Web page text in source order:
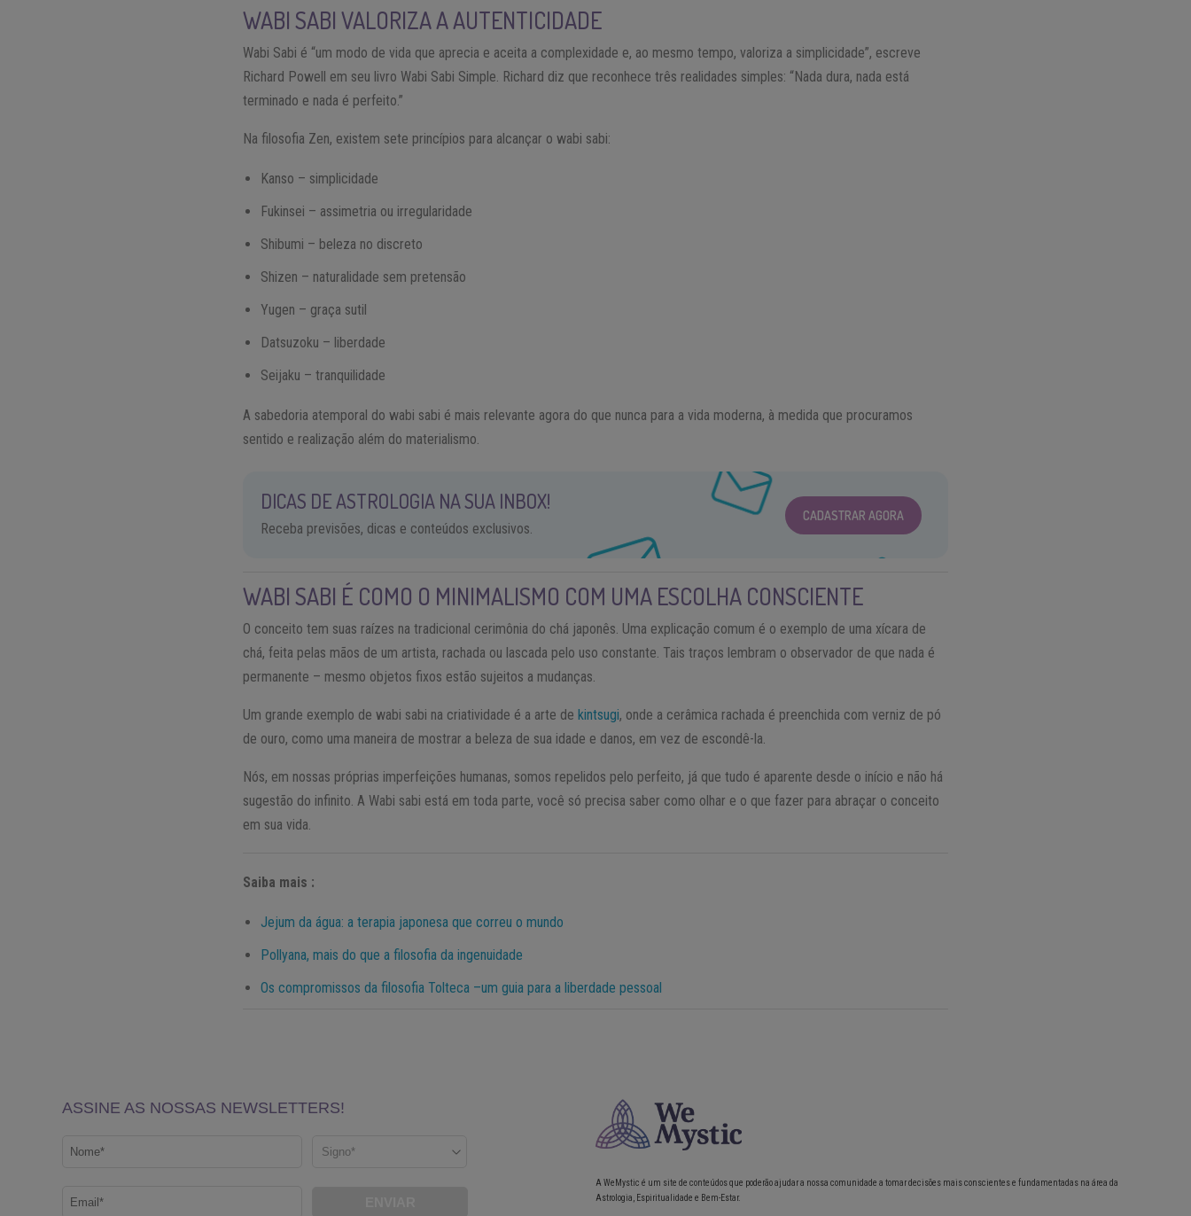
WABI SABI VALORIZA A AUTENTICIDADE
Wabi Sabi é “um modo de vida que aprecia e aceita a complexidade e, ao mesmo tempo, valoriza a simplicidade”, escreve
Richard Powell em seu livro Wabi Sabi Simple. Richard diz que reconhece três realidades simples: “Nada dura, nada está
terminado e nada é perfeito.”
Na filosofia Zen, existem sete princípios para alcançar o wabi sabi:
Kanso – simplicidade
Fukinsei – assimetria ou irregularidade
Shibumi – beleza no discreto
Shizen – naturalidade sem pretensão
Yugen – graça sutil
Datsuzoku – liberdade
Seijaku – tranquilidade
A sabedoria atemporal do wabi sabi é mais relevante agora do que nunca para a vida moderna, à medida que procuramos
sentido e realização além do materialismo.
DICAS DE ASTROLOGIA NA SUA INBOX!
Receba previsões, dicas e conteúdos exclusivos.
CADASTRAR AGORA
WABI SABI É COMO O MINIMALISMO COM UMA ESCOLHA CONSCIENTE
O conceito tem suas raízes na tradicional cerimônia do chá japonês. Uma explicação comum é o exemplo de uma xícara de
chá, feita pelas mãos de um artista, rachada ou lascada pelo uso constante. Tais traços lembram o observador de que nada é
permanente – mesmo objetos fixos estão sujeitos a mudanças.
Um grande exemplo de wabi sabi na criatividade é a arte de kintsugi, onde a cerâmica rachada é preenchida com verniz de pó
de ouro, como uma maneira de mostrar a beleza de sua idade e danos, em vez de escondê-la.
Nós, em nossas próprias imperfeições humanas, somos repelidos pelo perfeito, já que tudo é aparente desde o início e não há
sugestão do infinito. A Wabi sabi está em toda parte, você só precisa saber como olhar e o que fazer para abraçar o conceito
em sua vida.
Saiba mais :
Jejum da água: a terapia japonesa que correu o mundo
Pollyana, mais do que a filosofia da ingenuidade
Os compromissos da filosofia Tolteca –um guia para a liberdade pessoal
A WeMystic é um site de conteúdos que poderão ajudar a nossa comunidade a tomar decisões mais conscientes e fundamentadas na área da
Astrologia, Espiritualidade e Bem-Estar.